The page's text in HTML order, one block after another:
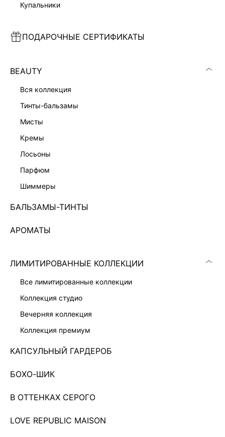
купальники
ПОДАРОЧНЫЕ СЕРТИФИКАТЫ
BEAUTY
вся коллекция
тинты-бальзамы
мисты
кремы
лосьоны
парфюм
шиммеры
БАЛЬЗАМЫ-ТИНТЫ
АРОМАТЫ
ЛИМИТИРОВАННЫЕ КОЛЛЕКЦИИ
все лимитированные коллекции
коллекция студио
вечерняя коллекция
коллекция премиум
КАПСУЛЬНЫЙ ГАРДЕРОБ
БОХО-ШИК
В ОТТЕНКАХ СЕРОГО
LOVE REPUBLIC MAISON
ЭКСКЛЮЗИВНО ОНЛАЙН
19 999 ₽ -45%10 999 ₽